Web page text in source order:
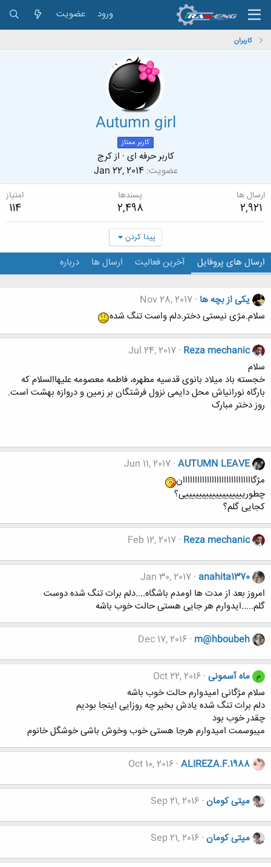
ورود عضویت
کاربران
Autumn girl
کاربر ممتاز
کاربر حرفه ای · ازكرج
عضویت Jan 22, 2014
ارسال ها
2,921
پسندها
2,498
امتیاز
114
پیدا کردن
ارسال های پروفایل آخرین فعالیت ارسال ها درباره
یکی از بچه ها Nov 28, 2017
سلام.مژی نیستی دختر.دلم واست تنگ شده
Reza mechanic
Jul 24, 2017
سلام
خجسته باد میلاد بانوی قدسیه مطهره، فاطمه معصومه علیهاالسلام که
بارگاه نورانی‏اش محل دایمی نزول فرشتگان بر زمین و دروازه بهشت است.
روز دختر مبارک
AUTUMN LEAVE
Jun 11, 2017
مژگااااااااااااااااااااااااااااان
چطورییییییییییییییییییی؟
کجایی گلم؟
Reza mechanic
Feb 12, 2017
anahita1370
Jan 30, 2017
امروز بعد از مدت ها اومدم باشگاه....دلم برات تنگ شده دوست
گلم.....ایدوارم هر جایی هستی حالت خوب باشه
m@hboubeh
Dec 17, 2016
م ماه آسمونی Oct 22, 2016
سلام مژگانی امیدوارم حالت خوب باشه
دلم برات تنگ شده یادش بخیر چه روزایی اینجا بودیم
چقدر خوب بود
میبوسمت امیدوارم هرجا هستی خوب وخوش باشی خوشگل خانوم
ALIREZA.F.1988
Oct 10, 2016
میتی کومان Sep 21, 2016
میتی کومان Sep 21, 2016